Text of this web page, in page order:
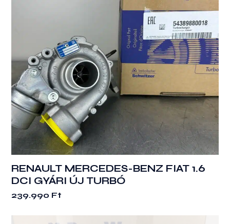
RENAULT MERCEDES-BENZ FIAT 1.6
DCI GYÁRI ÚJ TURBÓ
239.990 Ft